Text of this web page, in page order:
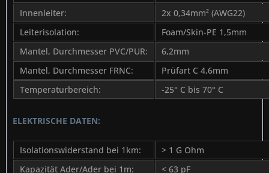
Innenleiter:
2x 0,34mm² (AWG22)
Leiterisolation:
Foam/Skin-PE 1,5mm
Mantel, Durchmesser PVC/PUR:
6,2mm
Mantel, Durchmesser FRNC:
Prüfart C 4,6mm
Temperaturbereich:
-25° C bis 70° C
ELEKTRISCHE DATEN:
Isolationswiderstand bei 1km:
> 1 G Ohm
Kapazität Ader/Ader bei 1m:
< 63 pF